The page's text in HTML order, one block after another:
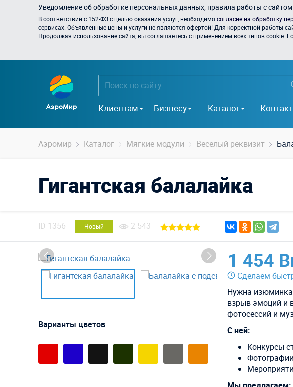
Уведомление об обработке персональных данных, правила работы с
В соответствии с 152-ФЗ с целью оказания услуг, необходимосогласие на обработку
сервисах. Объявленные цены и услуги не являются офертой! Для корректной работы
Продолжая использование сайта, вы соглашаетесь с применением всех типов cookie.
Клиентам Бизнесу Каталог
Аэромир Каталог Мягкие модули Веселый реквизит
Гигантская балалайка
ID 1356 Новый 2 543
Варианты цветов
1 454
Сделаем
Нужна изюминка
взрыв эмоций и
фотосессий и
С ней:
Конкурсы